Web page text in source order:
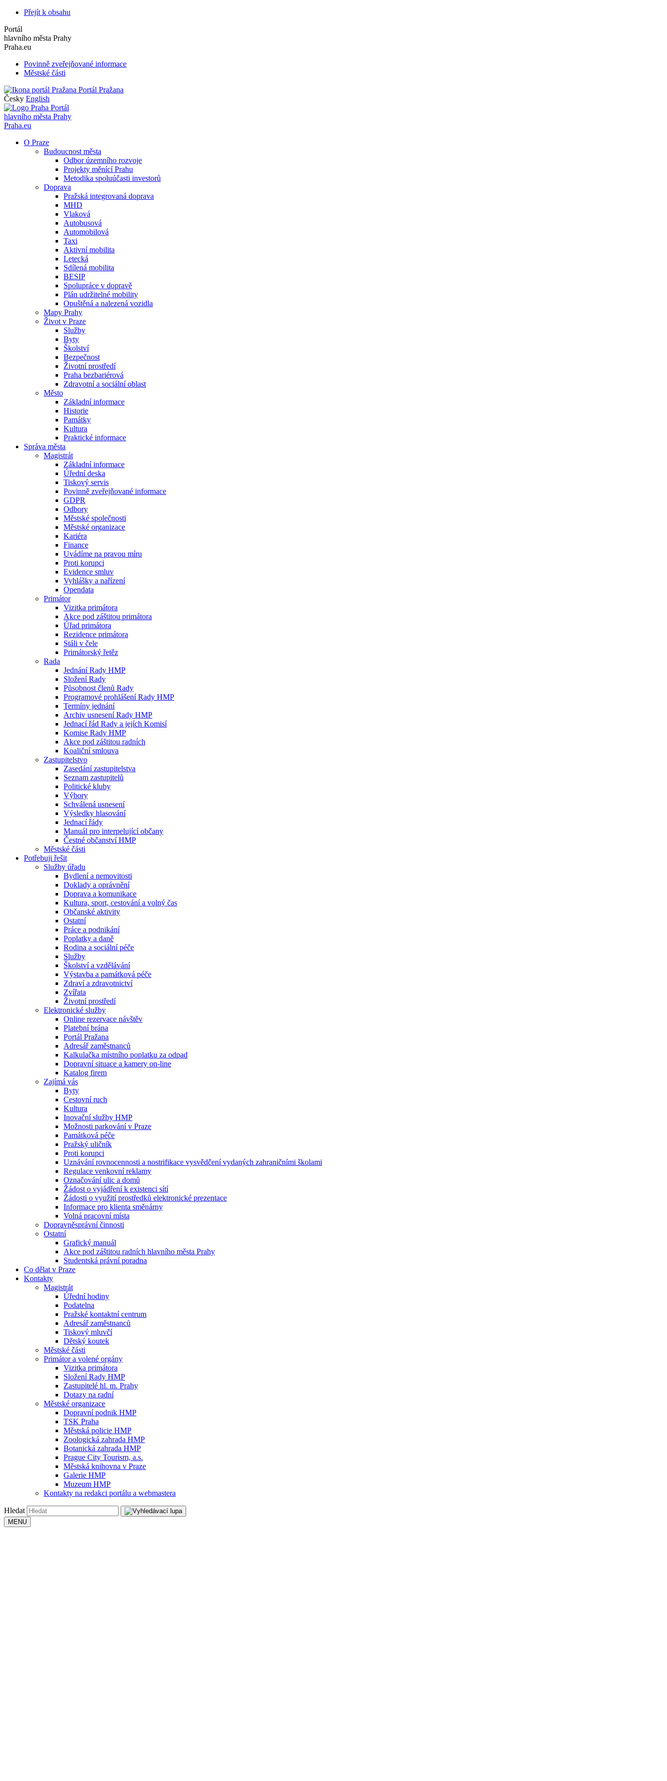
Přejít k obsahu
Portál
hlavního města Prahy
Praha.eu
Povinně zveřejňované informace
Městské části
Portál Pražana
Česky English
Portál
hlavního města Prahy
Praha.eu
O Praze
Budoucnost města
Odbor územního rozvoje
Projekty měnící Prahu
Metodika spoluúčasti investorů
Doprava
Pražská integrovaná doprava
MHD
Vlaková
Autobusová
Automobilová
Taxi
Aktivní mobilita
Letecká
Sdílená mobilita
BESIP
Spolupráce v dopravě
Plán udržitelné mobility
Opuštěná a nalezená vozidla
Mapy Prahy
Život v Praze
Služby
Byty
Školství
Bezpečnost
Životní prostředí
Praha bezbariérová
Zdravotní a sociální oblast
Město
Základní informace
Historie
Památky
Kultura
Praktické informace
Správa města
Magistrát
Základní informace
Úřední deska
Tiskový servis
Povinně zveřejňované informace
GDPR
Odbory
Městské společnosti
Městské organizace
Kariéra
Finance
Uvádíme na pravou míru
Proti korupci
Evidence smluv
Vyhlášky a nařízení
Opendata
Primátor
Vizitka primátora
Akce pod záštitou primátora
Úřad primátora
Rezidence primátora
Stáli v čele
Primátorský řetěz
Rada
Jednání Rady HMP
Složení Rady
Působnost členů Rady
Programové prohlášení Rady HMP
Termíny jednání
Archiv usnesení Rady HMP
Jednací řád Rady a jejích Komisí
Komise Rady HMP
Akce pod záštitou radních
Koaliční smlouva
Zastupitelstvo
Zasedání zastupitelstva
Seznam zastupitelů
Politické kluby
Výbory
Schválená usnesení
Výsledky hlasování
Jednací řády
Manuál pro interpelující občany
Čestné občanství HMP
Městské části
Potřebuji řešit
Služby úřadu
Bydlení a nemovitosti
Doklady a oprávnění
Doprava a komunikace
Kultura, sport, cestování a volný čas
Občanské aktivity
Ostatní
Práce a podnikání
Poplatky a daně
Rodina a sociální péče
Služby
Školství a vzdělávání
Výstavba a památková péče
Zdraví a zdravotnictví
Zvířata
Životní prostředí
Elektronické služby
Online rezervace návštěv
Platební brána
Portál Pražana
Adresář zaměstnanců
Kalkulačka místního poplatku za odpad
Dopravní situace a kamery on-line
Katalog firem
Zajímá vás
Byty
Cestovní ruch
Kultura
Inovační služby HMP
Možnosti parkování v Praze
Památková péče
Pražský uličník
Proti korupci
Uznávání rovnocennosti a nostrifikace vysvědčení vydaných zahraničními školami
Regulace venkovní reklamy
Označování ulic a domů
Žádost o vyjádření k existenci sítí
Žádosti o využití prostředků elektronické prezentace
Informace pro klienta směnárny
Volná pracovní místa
Dopravněsprávní činnosti
Ostatní
Grafický manuál
Akce pod záštitou radních hlavního města Prahy
Studentská právní poradna
Co dělat v Praze
Kontakty
Magistrát
Úřední hodiny
Podatelna
Pražské kontaktní centrum
Adresář zaměstnanců
Tiskový mluvčí
Dětský koutek
Městské části
Primátor a volené orgány
Vizitka primátora
Složení Rady HMP
Zastupitelé hl. m. Prahy
Dotazy na radní
Městské organizace
Dopravní podnik HMP
TSK Praha
Městská policie HMP
Zoologická zahrada HMP
Botanická zahrada HMP
Prague City Tourism, a.s.
Městská knihovna v Praze
Galerie HMP
Muzeum HMP
Kontakty na redakci portálu a webmastera
Hledat
MENU